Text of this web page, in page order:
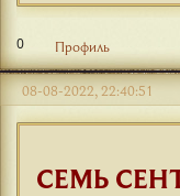
0 Профиль
08-08-2022, 22:40:51
СЕМЬ